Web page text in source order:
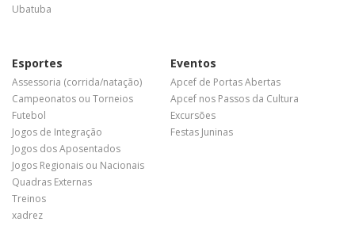
Ubatuba
Esportes
Assessoria (corrida/natação)
Campeonatos ou Torneios
Futebol
Jogos de Integração
Jogos dos Aposentados
Jogos Regionais ou Nacionais
Quadras Externas
Treinos
xadrez
Eventos
Apcef de Portas Abertas
Apcef nos Passos da Cultura
Excursões
Festas Juninas